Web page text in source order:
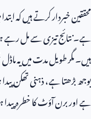
محققین خبردار کرتے ہیں کہ
ہے۔ نتائج تیزی سے مل رہے
ہیں۔ مگر طویل مدت میں یہ
بوجھ بڑھتا ہے، ذہنی تھکن
ہے اور برن آؤٹ کا خطرہ